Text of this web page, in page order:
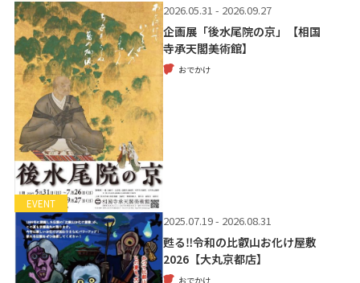
EVENT
2026.05.31 - 2026.09.27
企画展「後水尾院の京」【相国
寺承天閣美術館】
おでかけ
2025.07.19 - 2026.08.31
甦る‼令和の比叡山お化け屋敷
2026【大丸京都店】
おでかけ